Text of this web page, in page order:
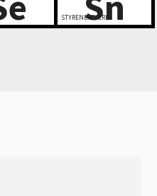
STYRENETTVERK